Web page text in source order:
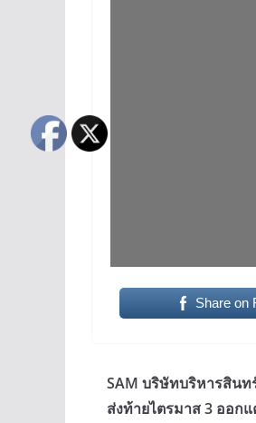
Share on
SAM บริษัทบริหารสิน
ส่งท้ายไตรมาส 3 ออกแ